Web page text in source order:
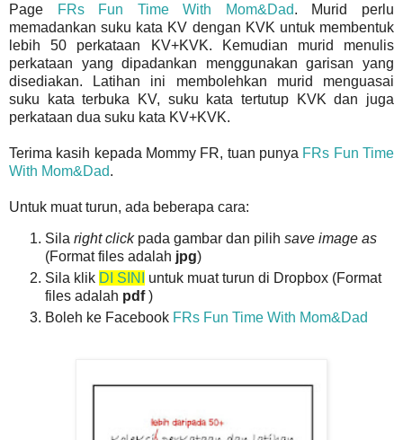
Page
FRs Fun Time With Mom&Dad. Murid perlu
memadankan suku kata KV dengan KVK untuk membentuk
lebih 50 perkataan KV+KVK. Kemudian murid menulis
perkataan yang dipadankan menggunakan garisan yang
disediakan. Latihan ini membolehkan murid menguasai
suku kata terbuka KV, suku kata tertutup KVK dan juga
perkataan dua suku kata KV+KVK.
Terima kasih kepada Mommy FR, tuan punya FRs Fun Time
With Mom&Dad.
Untuk muat turun, ada beberapa cara:
Sila right clickpada gambar dan pilih save image as
(Format files adalah jpg)
Sila klik DI SINI
untuk muat turun di Dropbox (Format
files adalah pdf)
Boleh ke Facebook FRs Fun Time With Mom&Dad